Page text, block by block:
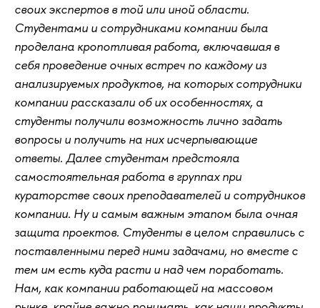
своих экспертов в той или иной области.
Студентами и сотрудниками компании была
проделана кропотливая работа, включавшая в
себя проведение очных встреч по каждому из
анализируемых продуктов, на которых сотрудники
компании рассказали об их особенностях, а
студенты получили возможность лично задать
вопросы и получить на них исчерпывающие
ответы. Далее студентам предстояла
самостоятельная работа в группах при
кураторстве своих преподавателей и сотрудников
компании. Ну и самым важным этапом была очная
защита проектов. Студенты в целом справились с
поставленными перед ними задачами, но вместе с
тем им есть куда расти и над чем поработать.
Нам, как компании работающей на массовом